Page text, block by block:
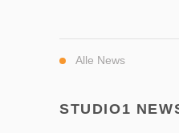
Alle News
STUDIO1